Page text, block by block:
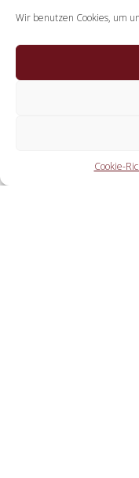
Wir benutzen Cookies, um
Cookie-
Welche Aufgaben
Die